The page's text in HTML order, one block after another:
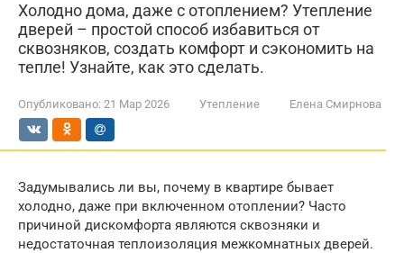
Холодно дома, даже с отоплением? Утепление
дверей – простой способ избавиться от
сквозняков, создать комфорт и сэкономить на
тепле! Узнайте, как это сделать.
Опубликовано: 21 Мар 2026 Утепление Елена Смирнова
Задумывались ли вы, почему в квартире бывает
холодно, даже при включенном отоплении? Часто
причиной дискомфорта являются сквозняки и
недостаточная теплоизоляция межкомнатных дверей.